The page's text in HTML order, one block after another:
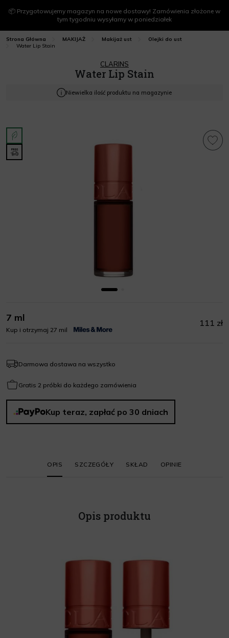
📦 Przygotowujemy magazyn na nowe dostawy! Zamówienia złożone w
tym tygodniu wysyłamy w poniedziałek
Strona Główna MAKIJAŻ Makijaż ust
Olejki do ust
Water Lip Stain
CLARINS
Water Lip Stain
Niewielka ilość produktu na magazynie
7 ml
Kup i otrzymaj 27 mil
111 zł
Darmowa dostawa na wszystko
Gratis 2 próbki do każdego zamówienia
Kup teraz, zapłać po 30 dniach
OPIS SZCZEGÓŁY SKŁAD OPINIE
Opis produktu